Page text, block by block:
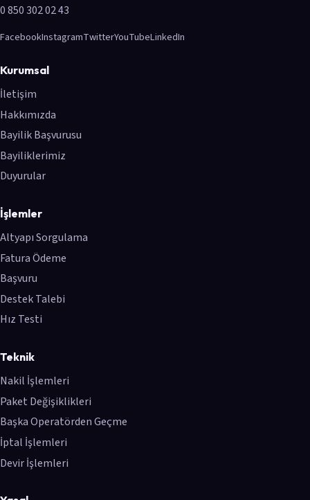
0 850 302 02 43
FacebookInstagramTwitterYouTubeLinkedIn
Kurumsal
İletişim
Hakkımızda
Bayilik Başvurusu
Bayiliklerimiz
Duyurular
İşlemler
Altyapı Sorgulama
Fatura Ödeme
Başvuru
Destek Talebi
Hız Testi
Teknik
Nakil İşlemleri
Paket Değişiklikleri
Başka Operatörden Geçme
İptal İşlemleri
Devir İşlemleri